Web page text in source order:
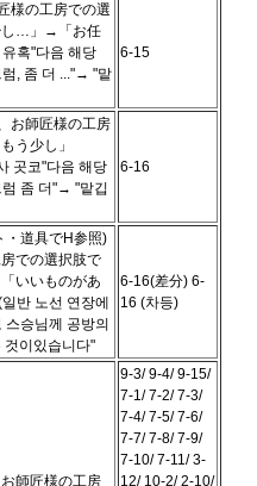
様の工房での選
し…」→「お任
혹"다음 해당
럼, 좀 더 ..."→ "맡
6-15
お師匠様の工房
う少し」
곳코"다음 해당
럼 좀 더"→ "맡깁
6-16
・道具でH参照)
での選択肢で
いいものがあ
반 노선 연장에
승님께 공방의
이있습니다"
6-16(差分) 6-
16 (차등)
師匠様の工房
9-3/ 9-4/ 9-15/
7-1/ 7-2/ 7-3/
7-4/ 7-5/ 7-6/
7-7/ 7-8/ 7-9/
7-10/ 7-11/ 3-
12/ 10-2/ 2-10/